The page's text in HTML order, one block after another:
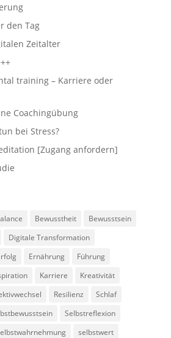
den Tag
Zeitalter
training – Karriere oder
Coachingübung
bei Stress?
[Zugang anfordern]
Bewusstheit
Bewusstsein
Digitale Transformation
Ernährung
Führung
Karriere
Kreativität
Resilienz
Schlaf
Selbstreflexion
selbstwert